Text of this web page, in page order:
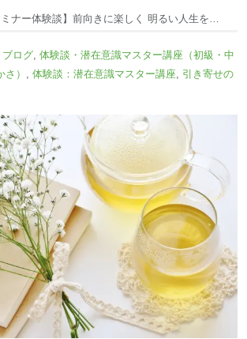
体験談】前向きに楽しく 明るい人生を送ろうと思えました。
ブログ, 体験談・潜在意識マスター講座（初級・中
）
体験談：潜在意識マスター講座 引き寄せの